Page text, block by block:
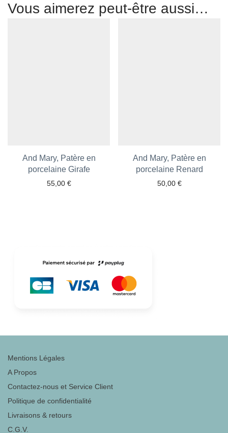
Vous aimerez peut-être aussi…
And Mary, Patère en
porcelaine Girafe
55,00 €
Ajouter aux favoris
And Mary, Patère en
porcelaine Renard
50,00 €
Ajouter aux favoris
Mentions Légales
A Propos
Contactez-nous et Service Client
Politique de confidentialité
Livraisons & retours
C.G.V.